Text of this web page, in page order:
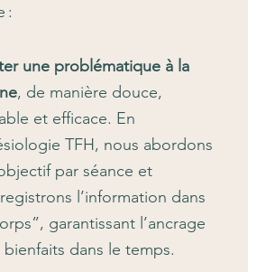
:
une problématique à la
, de manière douce,
et efficace. En
TFH, nous abordons
par séance et
l’information dans
garantissant l’ancrage
bienfaits dans le temps.